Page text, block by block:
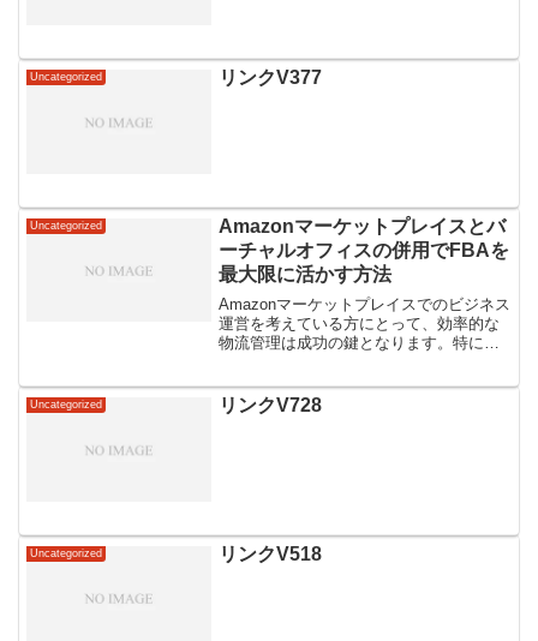
Uncategorized リンクV377
Uncategorized
Amazonマーケットプレイスとバ
ーチャルオフィスの併用でFBAを
最大限に活かす方法
Amazonマーケットプレイスでのビジネス
運営を考えている方にとって、効率的な
物流管理は成功の鍵となります。特に、
満足度の向上と業務効率の改善に直結し
ます。...
Uncategorized リンクV728
Uncategorized リンクV518